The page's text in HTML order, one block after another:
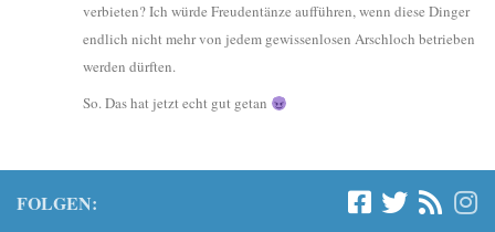
verbieten? Ich würde Freudentänze aufführen, wenn diese Dinger
endlich nicht mehr von jedem gewissenlosen Arschloch betrieben
werden dürften.
So. Das hat jetzt echt gut getan
FOLGEN: